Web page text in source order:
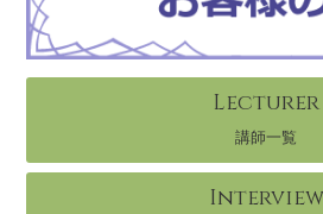
Lecturer
講師一覧
Interview